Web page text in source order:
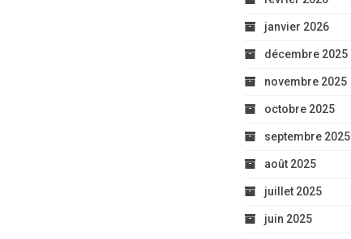
janvier 2026
décembre 2025
novembre 2025
octobre 2025
septembre 2025
août 2025
juillet 2025
juin 2025